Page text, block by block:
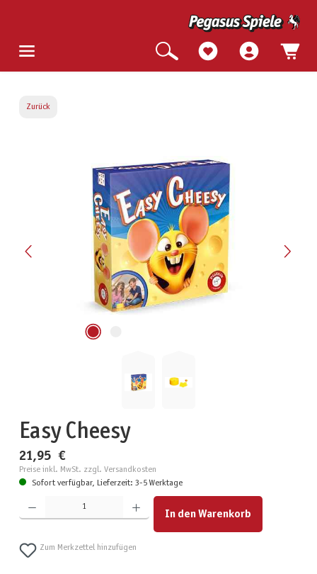
Zurück
Easy Cheesy
21,95 €
Preise inkl. MwSt. zzgl. Versandkosten
Sofort verfügbar, Lieferzeit: 3-5 Werktage
Produkt Anzahl: Gib den gewünschten Wert ein oder benutze die Schaltflächen um die Anzahl zu
In den Warenkorb
Zum Merkzettel hinzufügen